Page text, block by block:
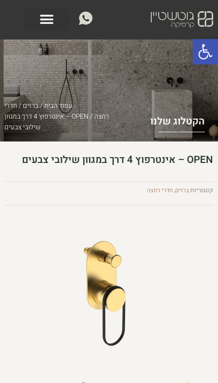
פתח סרגל נגישות
לתוכן
הקטלוג שלנו
עמוד הבית/ברזים/חדרי
רחצה
/ OPEN – אינטרפוץ 4 דרך במגוון
שילובי צבעים
OPEN – אינטרפוץ 4 דרך במגוון שילובי צבעים
קטגוריותברזים,חדרי רחצה